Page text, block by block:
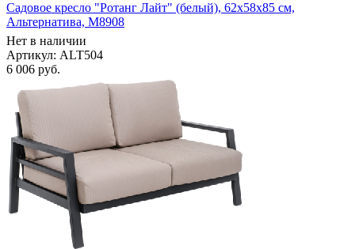
Садовое кресло "Ротанг Лайт" (белый), 62х58х85 см,
Альтернатива, М8908
Нет в наличии
Артикул: ALT504
6 006 руб.